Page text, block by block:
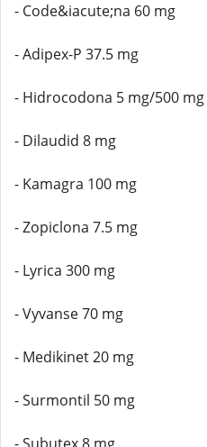
- Code&iacute;na 60 mg
- Adipex-P 37.5 mg
- Hidrocodona 5 mg/500 mg
- Dilaudid 8 mg
- Kamagra 100 mg
- Zopiclona 7.5 mg
- Lyrica 300 mg
- Vyvanse 70 mg
- Medikinet 20 mg
- Surmontil 50 mg